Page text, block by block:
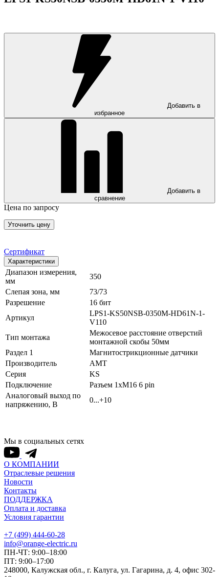
Добавить в
избранное
Добавить в
сравнение
Цена по запросу
Уточнить цену
Сертификат
Характеристики
Диапазон измерения,
мм
350
Слепая зона, мм
73/73
Разрешение
16 бит
Артикул
LPS1-KS50NSB-0350M-HD61N-1-
V110
Тип монтажа
Межосевое расстояние отверстий
монтажной скобы 50мм
Раздел 1
Магнитострикционные датчики
Производитель
AMT
Серия
KS
Подключение
Разъем 1xM16 6 pin
Аналоговый выход по
напряжению, В
0...+10
Мы в социальных сетях
О КОМПАНИИ
Отраслевые решения
Новости
Контакты
ПОДДЕРЖКА
Оплата и доставка
Условия гарантии
+7 (499) 444-60-28
info@orange-electric.ru
ПН-ЧТ: 9:00–18:00
ПТ: 9:00–17:00
248000, Калужская обл., г. Калуга, ул. Гагарина, д. 4, офис 302-